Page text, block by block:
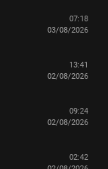
07:18
03/08/2026
13:41
02/08/2026
09:24
02/08/2026
02:42